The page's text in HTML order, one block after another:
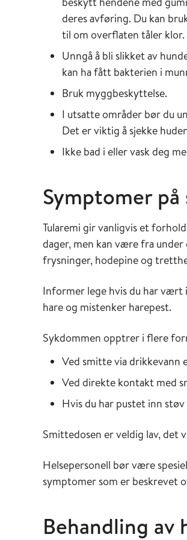
deres avføring. Du kan
til om overflaten tåler klor.
Unngå å bli slikket av
kan ha fått bakterien i
Bruk myggbeskyttelse.
I utsatte områder bør du
Det er viktig å sjekke
Ikke bad i eller vask deg
Symptomer
Tularemi gir vanligvis et
dager, men kan være fra
frysninger, hodepine og
Informer lege hvis du har vært
hare og mistenker harepest.
Sykdommen opptrer i flere
Ved smitte via drikkevann
Ved direkte kontakt med
Hvis du har pustet inn
Smittedosen er veldig lav, det
Helsepersonell bør være
symptomer som er beskrevet
Behandling av